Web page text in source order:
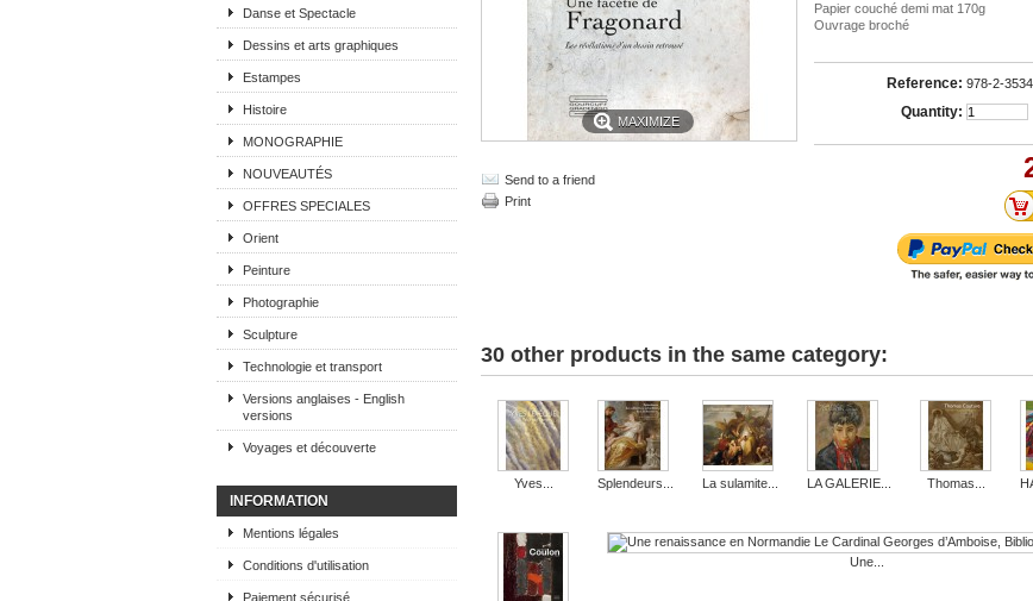
Danse et Spectacle
Dessins et arts graphiques
Estampes
Histoire
MONOGRAPHIE
NOUVEAUTÉS
OFFRES SPECIALES
Orient
Peinture
Photographie
Sculpture
Technologie et transport
Versions anglaises - English
versions
Voyages et découverte
INFORMATION
Mentions légales
Conditions d'utilisation
Paiement sécurisé
MAXIMIZE
Send to a friend
Print
Papier couché demi mat 170g
Ouvrage broché
Reference: 978-2-
Quantity:
30 other products in the same category:
Yves... Splendeurs... La sulamite... LA GALERIE... Thomas...
Une...